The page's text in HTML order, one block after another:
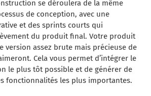
se déroulera de la même
de conception, avec une
et des sprints courts qui
du produit final. Votre produit
version assez brute mais précieuse de
Cela vous permet d’intégrer le
le plus tôt possible et de générer de
fonctionnalités les plus importantes.